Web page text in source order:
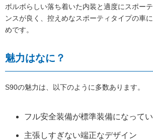
ボルボらしい落ち着いた内装と適度にスポー
ンスが良く、控えめなスポーティタイプの車
めです。
魅力はなに？
S90の魅力は、以下のように多数あります。
フル安全装備が標準装備になって
主張しすぎない端正なデザイン